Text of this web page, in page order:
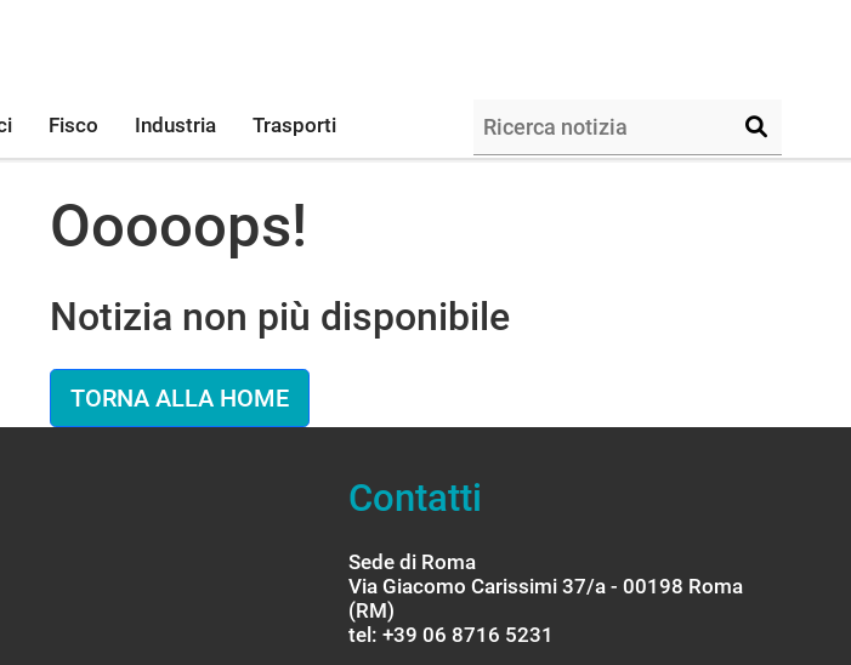
Fisco Industria Trasporti
Ooooops!
Notizia non più disponibile
TORNA ALLA HOME
Contatti
Sede di Roma
Via Giacomo Carissimi 37/a - 00198 Roma
(RM)
tel: +39 06 8716 5231